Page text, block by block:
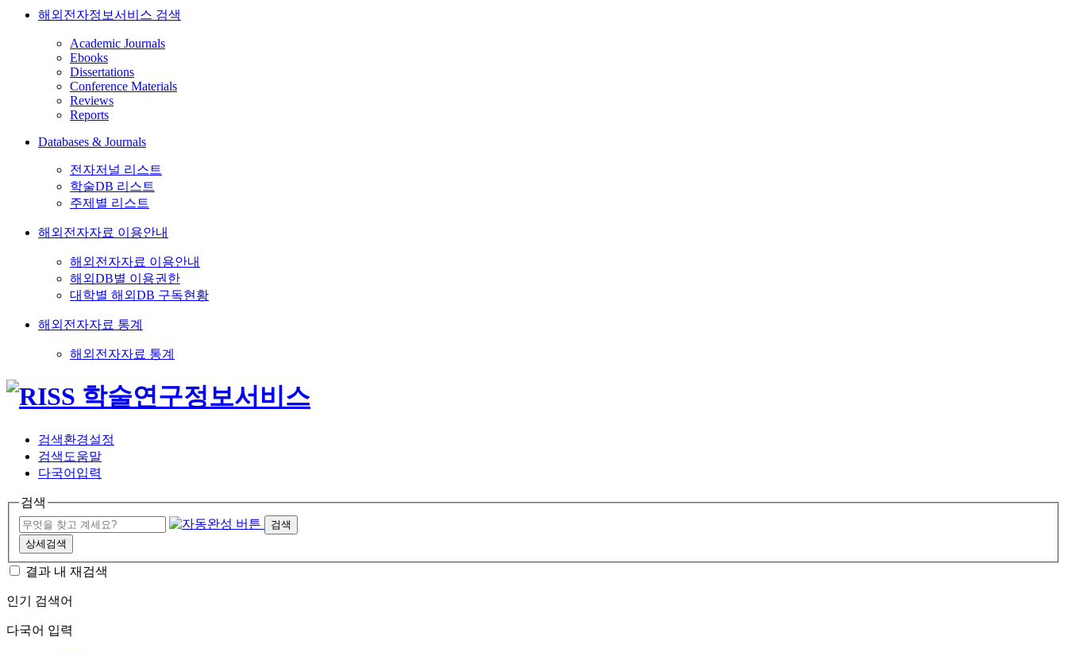
해외전자정보서비스 검색
Academic Journals
Ebooks
Dissertations
Conference Materials
Reviews
Reports
Databases & Journals
전자저널 리스트
학술DB 리스트
주제별 리스트
해외전자자료 이용안내
해외전자자료 이용안내
해외DB별 이용권한
대학별 해외DB 구독현황
해외전자자료 통계
해외전자자료 통계
검색환경설정
검색도움말
다국어입력
검색
검색
상세검색
결과 내 재검색
인기 검색어
다국어 입력